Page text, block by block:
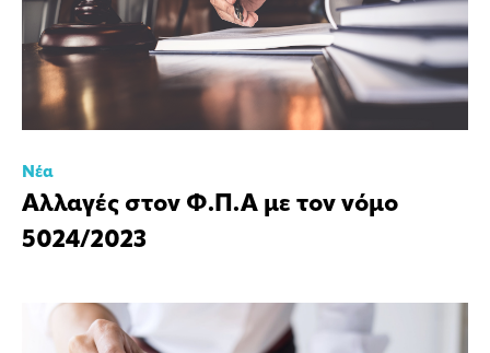
Νέα
Αλλαγές στον Φ.Π.Α με τον νόμο
5024/2023